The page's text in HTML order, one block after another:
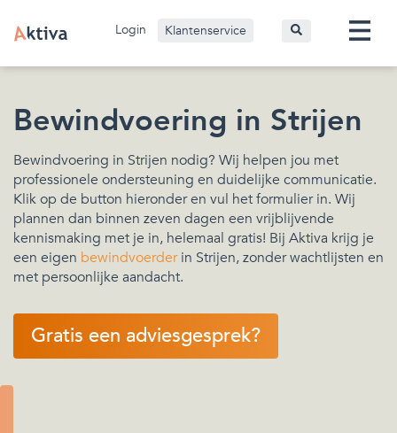
Login Klantenservice
Bewindvoering in Strijen
Bewindvoering in Strijen nodig? Wij helpen jou met
professionele ondersteuning en duidelijke communicatie.
Klik op de button hieronder en vul het formulier in. Wij
plannen dan binnen zeven dagen een vrijblijvende
kennismaking met je in, helemaal gratis! Bij Aktiva krijg je
een eigen bewindvoerderin Strijen, zonder wachtlijsten en
met persoonlijke aandacht.
Gratis een adviesgesprek?